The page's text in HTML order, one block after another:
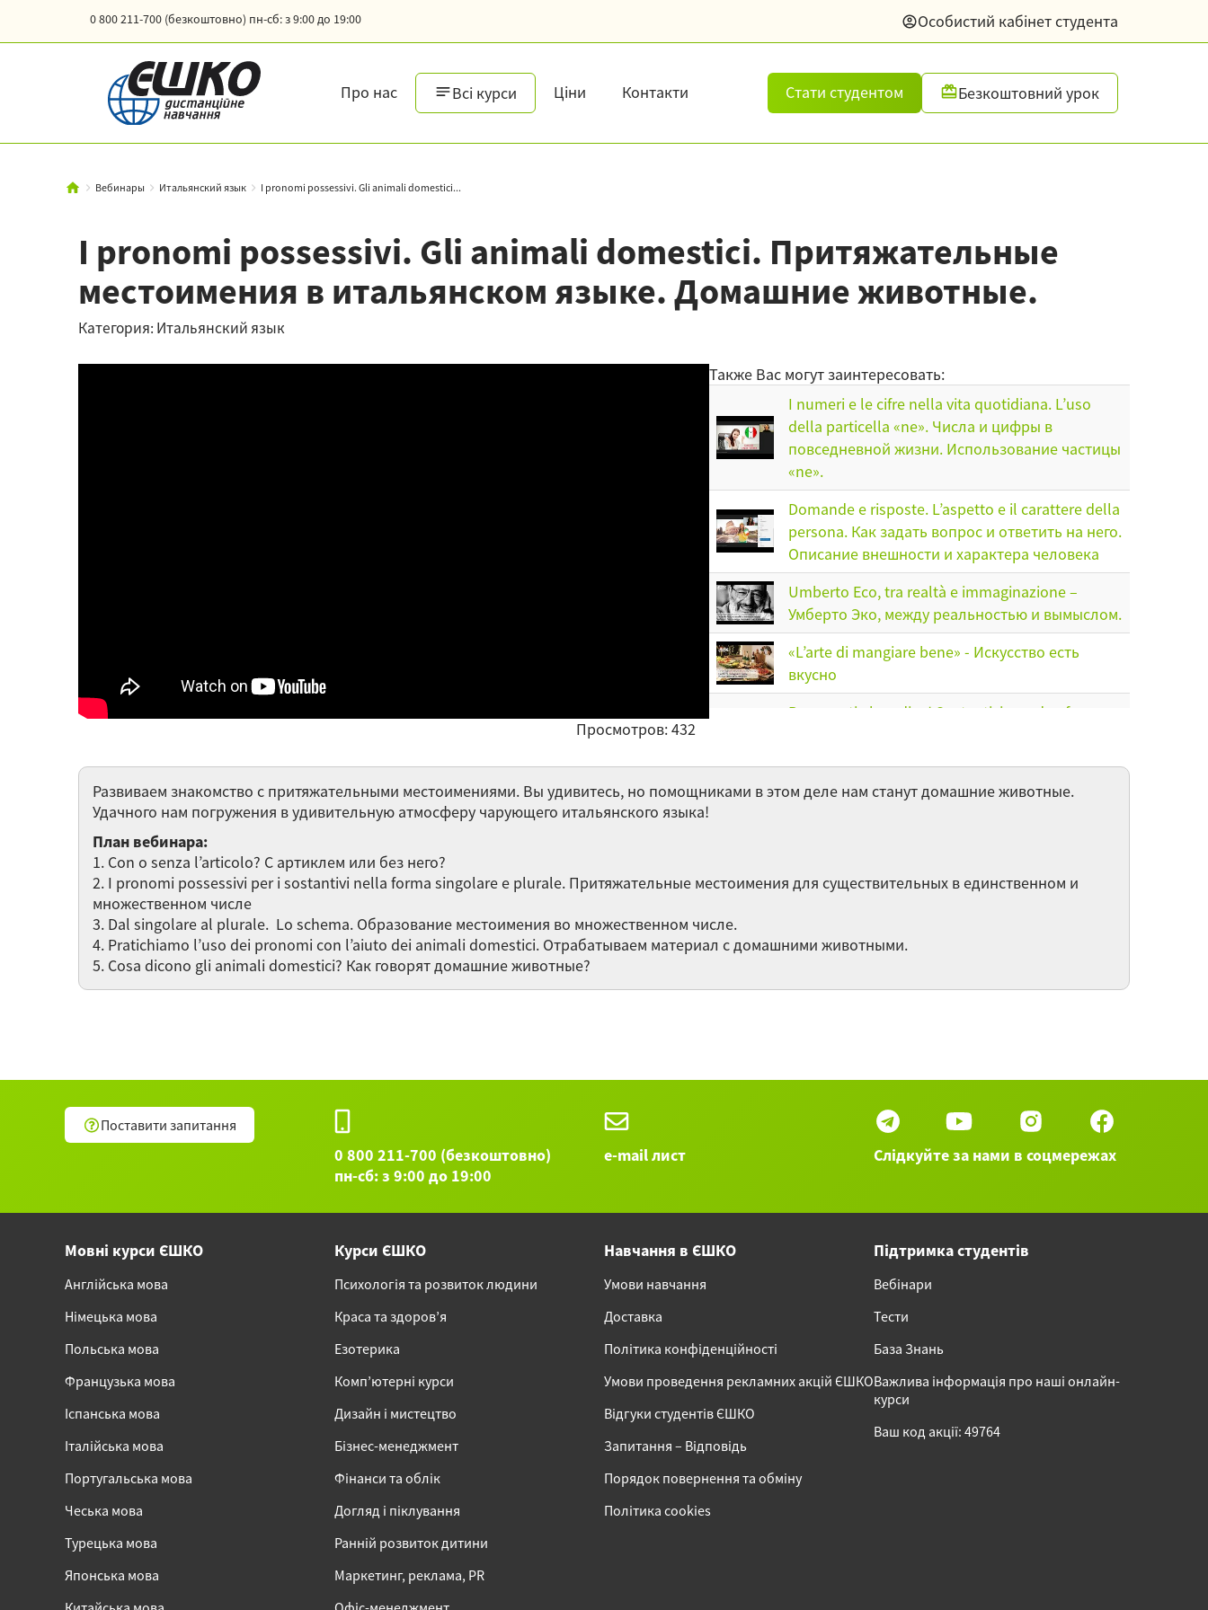
0 800 211-700 (безкоштовно) пн-сб: з 9:00 до 19:00 Особистий кабінет студента
Про нас Всі курси Ціни Контакти Стати студентом Безкоштовний урок
Вебинары Итальянский язык I pronomi possessivi. Gli animali domestici...
I pronomi possessivi. Gli animali domestici. Притяжательные
местоимения в итальянском языке. Домашние животные.
Категория: Итальянский язык
Просмотров: 432
Также Вас могут заинтересовать:
I numeri e le cifre nella vita quotidiana. L’uso
della particella «ne». Числа и цифры в
повседневной жизни. Использование частицы
«ne».
Domande e risposte. L’aspetto e il carattere della
persona. Как задать вопрос и ответить на него.
Описание внешности и характера человека
Umberto Eco, tra realtà e immaginazione –
Умберто Эко, между реальностью и вымыслом.
«L’arte di mangiare bene» - Искусство есть
вкусно
Benvenuti al medico! Sostantivi con due forme
La famiglia / Семья
Scriviamo senza gli sbagli / Пишем правильно
feste più sentite dell’anno
Остальные 21 вебинаров категории Итальянский язык
Развиваем знакомство с притяжательными местоимениями. Вы удивитесь, но помощниками в этом деле нам станут домашние животные.
Удачного нам погружения в удивительную атмосферу чарующего итальянского языка!
План вебинара:
1. Con o senza l’articolo? С артиклем или без него?
2. I pronomi possessivi per i sostantivi nella forma singolare e plurale. Притяжательные местоимения для существительных в единственном и
множественном числе
3. Dal singolare al plurale. Lo schema. Образование местоимения во множественном числе.
4. Pratichiamo l’uso dei pronomi con l’aiuto dei animali domestici. Отрабатываем материал с домашними животными.
5. Cosa dicono gli animali domestici? Как говорят домашние животные?
Поставити запитання
0 800 211-700 (безкоштовно)
пн-сб: з 9:00 до 19:00
e-mail лист Слідкуйте за нами в соцмережах
Мовні курси ЄШКО
Англійська мова
Німецька мова
Польська мова
Французька мова
Іспанська мова
Італійська мова
Португальська мова
Чеська мова
Турецька мова
Японська мова
Курси ЄШКО
Психологія та розвиток людини
Краса та здоров’я
Езотерика
Комп’ютерні курси
Дизайн і мистецтво
Бізнес-менеджмент
Фінанси та облік
Догляд і піклування
Ранній розвиток дитини
Маркетинг, реклама, PR
Навчання в ЄШКО
Умови навчання
Доставка
Політика конфіденційності
Умови проведення рекламних акцій ЄШКО
Відгуки студентів ЄШКО
Запитання – Відповідь
Порядок повернення та обміну
Політика cookies
Підтримка студентів
Вебінари
Тести
База Знань
Важлива інформація про наші онлайн-
курси
Ваш код акції: 49764